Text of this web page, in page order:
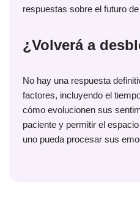
respuestas sobre el futuro
¿Volverá a
No hay una respuesta
factores, incluyendo el
cómo evolucionen sus
paciente y permitir el
uno pueda procesar sus